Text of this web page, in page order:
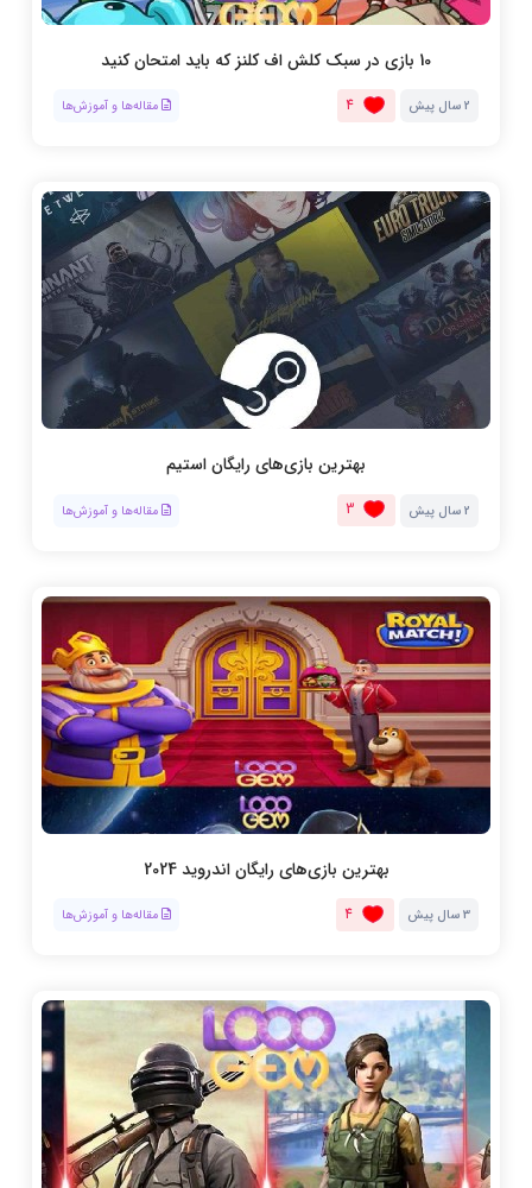
10 بازی در سبک کلش اف کلنز که باید امتحان کنید
2 سال پیش 4 مقاله‌ها و آموزش‌ها
بهترین بازی‌های رایگان استیم
2 سال پیش 3 مقاله‌ها و آموزش‌ها
بهترین بازی‌های رایگان اندروید 2024
3 سال پیش 4 مقاله‌ها و آموزش‌ها